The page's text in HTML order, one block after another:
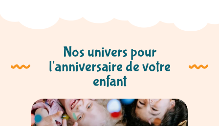
repartis ravis !
Nos univers pour
l'anniversaire de votre
enfant